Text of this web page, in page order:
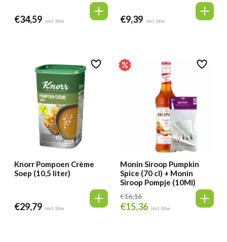
€34,59 incl. btw €9,39 incl. btw
Knorr Pompoen Crème
Soep (10,5 liter)
€29,79 incl. btw
Monin Siroop Pumpkin
Spice (70 cl) + Monin
Siroop Pompje (10Ml)
€16,16
Oorspronkelijke
€15,36 Huidige
incl. btw